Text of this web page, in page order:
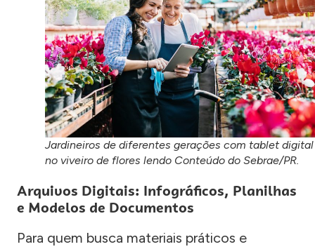
Jardineiros de diferentes gerações com tablet digital
no viveiro de flores lendo Conteúdo do Sebrae/PR.
Arquivos Digitais: Infográficos, Planilhas
e Modelos de Documentos
Para quem busca materiais práticos e